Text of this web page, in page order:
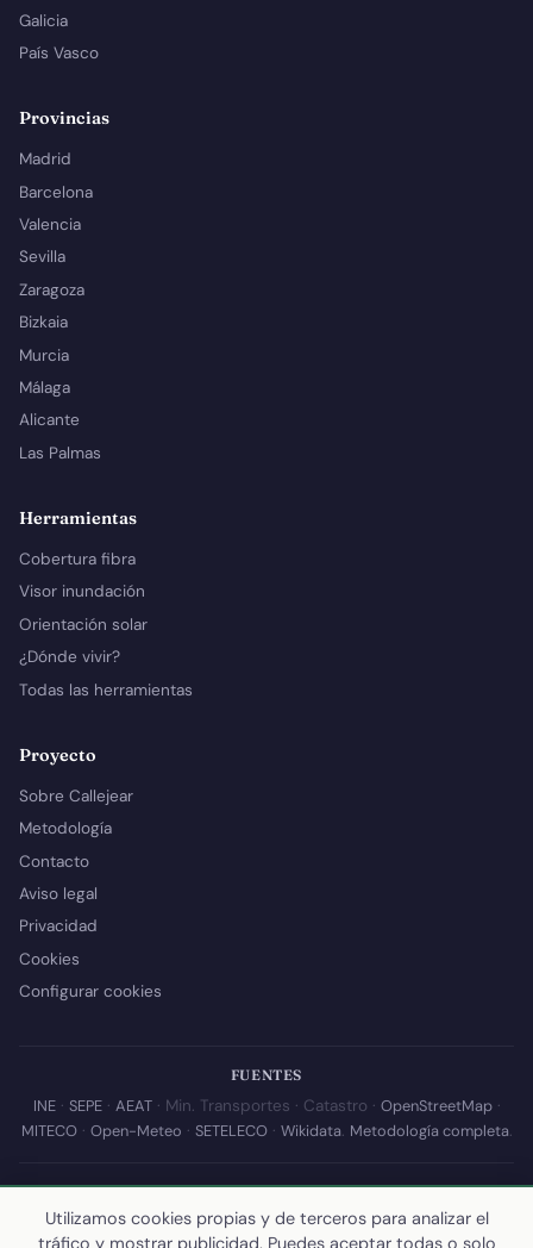
Galicia
País Vasco
Provincias
Madrid
Barcelona
Valencia
Sevilla
Zaragoza
Bizkaia
Murcia
Málaga
Alicante
Las Palmas
Herramientas
Cobertura fibra
Visor inundación
Orientación solar
¿Dónde vivir?
Todas las herramientas
Proyecto
Sobre Callejear
Metodología
Contacto
Aviso legal
Privacidad
Cookies
Configurar cookies
FUENTES
INE· SEPE· AEAT· Min. Transportes · Catastro · OpenStreetMap·
MITECO· Open-Meteo · SETELECO· Wikidata. Metodología completa.
© 2026 Callejear.com — Directorio municipal de España con datos
abiertos. Desarrollado y mantenido porYoel Castaño.
Utilizamos cookies propias y de terceros para analizar el
tráfico y mostrar publicidad. Puedes aceptar todas o solo